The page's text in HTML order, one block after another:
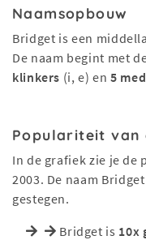
Naamsopbouw
Bridget is een
De naam begint met
klinkers (i, e) en5
Populariteit van
In de grafiek zie je de
2003. De naam
gestegen.
Bridget is 10x